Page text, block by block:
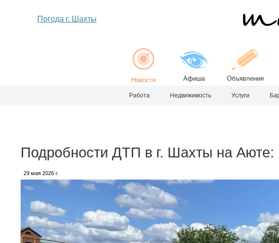
Погода г. Шахты
Новости Афиша Объявления
Работа Недвижимость Услуги
Подробности ДТП в г. Шахты на Аюте:
29 мая 2026 г.